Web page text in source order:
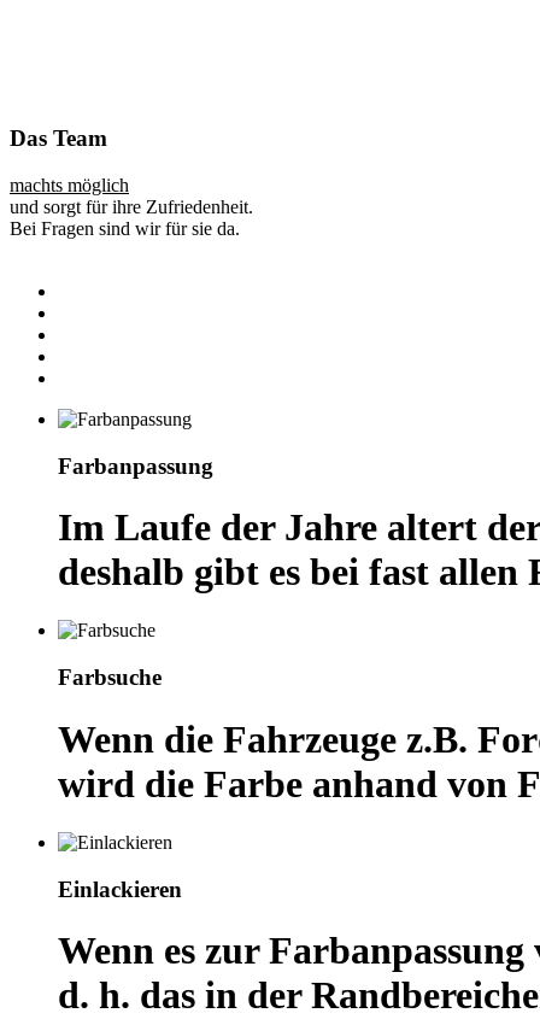
Das Team
machts möglich
und sorgt für ihre Zufriedenheit.
Bei Fragen sind wir für sie da.
Farbanpassung
Im Laufe der Jahre altert
deshalb gibt es bei fast allen
Farbsuche
Wenn die Fahrzeuge z.B.
wird die Farbe anhand von
Einlackieren
Wenn es zur
d. h. das in der